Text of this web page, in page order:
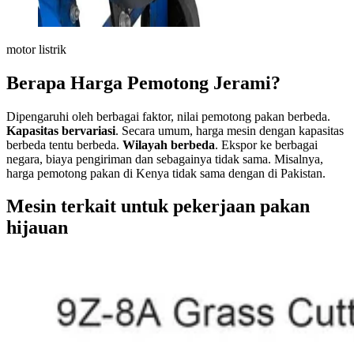
motor listrik
Berapa Harga Pemotong Jerami?
Dipengaruhi oleh berbagai faktor, nilai pemotong pakan berbeda.
Kapasitas bervariasi. Secara umum, harga mesin dengan kapasitas
berbeda tentu berbeda. Wilayah berbeda. Ekspor ke berbagai
negara, biaya pengiriman dan sebagainya tidak sama. Misalnya,
harga pemotong pakan di Kenya tidak sama dengan di Pakistan.
Mesin terkait untuk pekerjaan pakan
hijauan